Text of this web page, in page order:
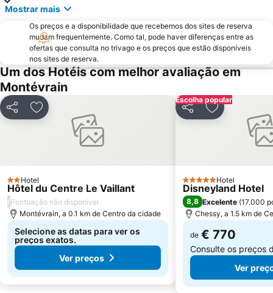
Bercy
4th district Hôtel-de-Ville
Colina de Montmartre
18th district la Butte-Montmartre
11th district Popincourt
Notre-Dame Cathedral
Centre commercial International Val d'Europe
2nd district la Bourse
Palais des Congrès de Paris
Palais Garnier Opera National de Paris
La Défense
Les Halles
Nation Metro Station
Galerias Lafayette Paris Haussmann
Gare de Lyon Metro Station
Montparnasse Train station
12th district Reuilly
Parc des Princes
Moulin Rouge
Gare de Neuilly - Porte Maillot Metro Station
Mostrar mais
Os preços e a disponibilidade que recebemos dos sites de reserva
mudam frequentemente. Como tal, pode haver diferenças entre as
ofertas que consulta no trivago e os preços que estão disponíveis
nos sites de reserva.
Um dos Hotéis com melhor avaliação em
Montévrain
PartilharAdicionar aos favoritos
2 Estrelas
Hotel
Hôtel du Centre Le Vaillant
/Pontuação não disponível
Montévrain, a 0.1 km de Centro da cidade
Selecione as datas para ver os
preços exatos.
Ver preços
Escolha popular
PartilharAdicionar
5 EstrelasHotel
Disneyland Hotel
8,8 Excelente (17.000
Chessy, a 1.5 km de
de € 770
Consulte os preços
Ver